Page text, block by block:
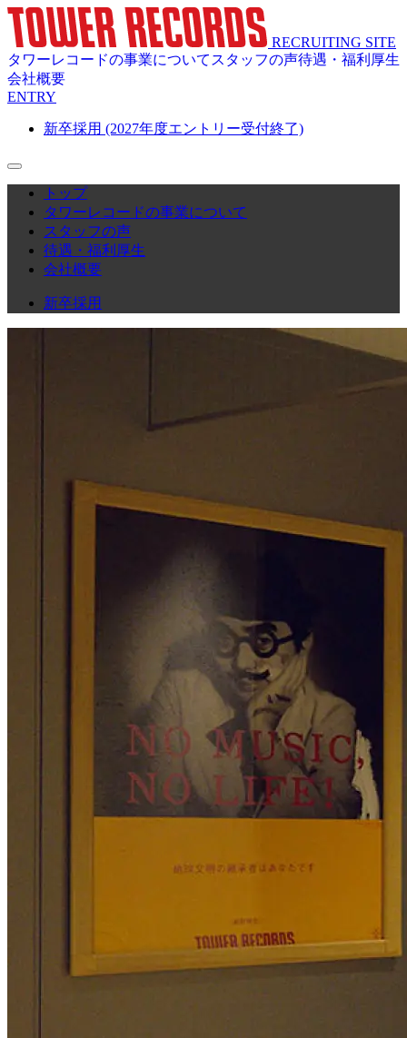
RECRUITING SITE
タワーレコードの事業について スタッフの声待遇・福利厚生
会社概要
ENTRY
新卒採用 (2027年度エントリー受付終了)
トップ
タワーレコードの事業について
スタッフの声
待遇・福利厚生
会社概要
新卒採用